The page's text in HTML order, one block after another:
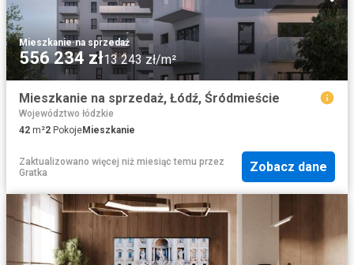
Mieszkanie·na sprzedaż
556 234 zł13 243 zł/m²
Mieszkanie na sprzedaż, Łódź, Śródmieście
Województwo łódzkie
42 m²2 PokojeMieszkanie
Zaktualizowano więcej niż miesiąc temu przez
Gratka
Zobacz dane